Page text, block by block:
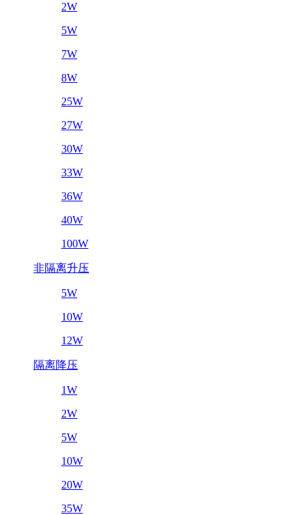
2W
5W
7W
8W
25W
27W
30W
33W
36W
40W
100W
非隔离升压
5W
10W
12W
隔离降压
1W
2W
5W
10W
20W
35W